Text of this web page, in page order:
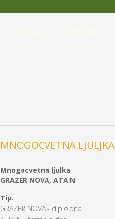
POSKUSI MNENJA
MNOGOCVETNA LJULJKA
Mnogocvetna ljulka
GRAZER NOVA, ATAIN
Tip:
GRAZER NOVA - diploidna